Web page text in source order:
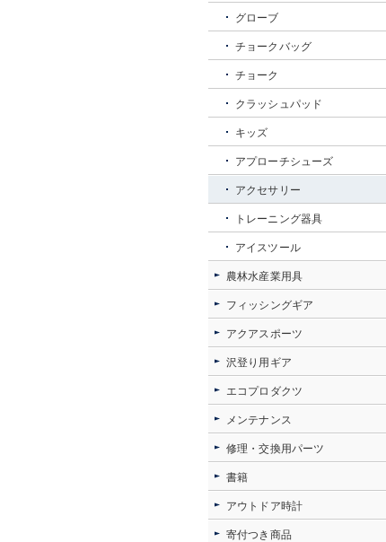
グローブ
チョークバッグ
チョーク
クラッシュパッド
キッズ
アプローチシューズ
アクセサリー
トレーニング器具
アイスツール
農林水産業用具
フィッシングギア
アクアスポーツ
沢登り用ギア
エコプロダクツ
メンテナンス
修理・交換用パーツ
書籍
アウトドア時計
寄付つき商品